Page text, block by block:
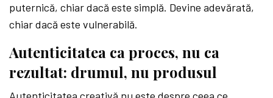
puternică, chiar dacă este simplă. Devine adevărată,
chiar dacă este vulnerabilă.
Autenticitatea ca proces, nu ca
rezultat: drumul, nu produsul